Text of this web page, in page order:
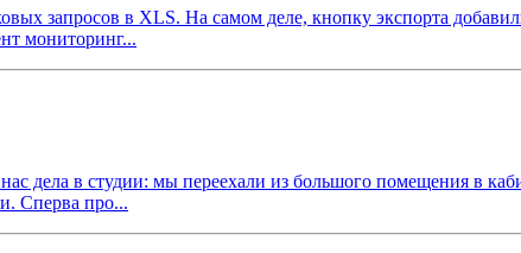
запросов в XLS. На самом деле, кнопку экспорта
мониторинг...
дела в студии: мы переехали из большого помещения в
Сперва про...